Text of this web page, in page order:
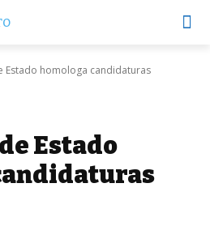
Estado homologa candidaturas
Estado